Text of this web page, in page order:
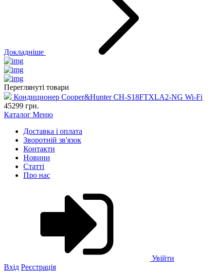
Докладніше
Переглянуті товари
Кондиционер Cooper&Hunter CH-S18FTXLA2-NG Wi-Fi
45299 грн.
Каталог Меню
Доставка і оплата
Зворотній зв'язок
Контакти
Новини
Статті
Про нас
Увійти
Вхід Реєстрація